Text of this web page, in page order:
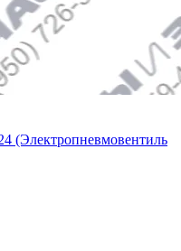
(Электропневмовентиль